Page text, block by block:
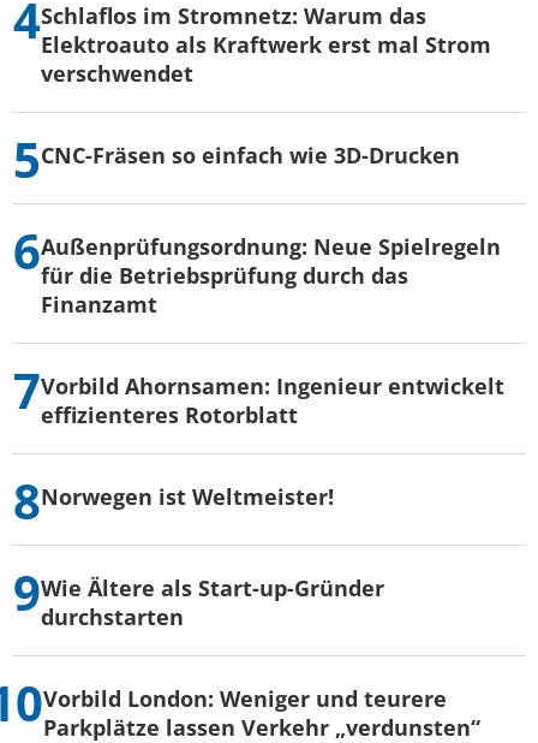
Schlaflos im Stromnetz: Warum das
Elektroauto als Kraftwerk erst mal Strom
verschwendet
CNC-Fräsen so einfach wie 3D-Drucken
Außenprüfungsordnung: Neue Spielregeln
für die Betriebsprüfung durch das
Finanzamt
Vorbild Ahornsamen: Ingenieur entwickelt
effizienteres Rotorblatt
Norwegen ist Weltmeister!
Wie Ältere als Start-up-Gründer
durchstarten
Vorbild London: Weniger und teurere
Parkplätze lassen Verkehr „verdunsten“